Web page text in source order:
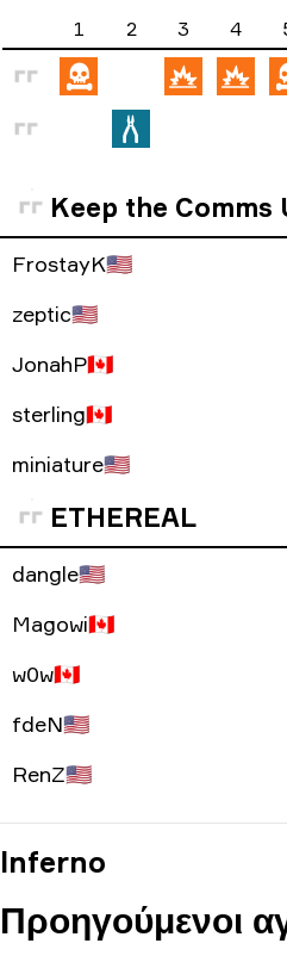
1 2 3 4
Keep the Comms
FrostayK🇺🇸
zeptic🇺🇸
JonahP🇨🇦
sterling🇨🇦
miniature🇺🇸
ETHEREAL
dangle🇺🇸
Magowi🇨🇦
w0w🇨🇦
fdeN🇺🇸
RenZ🇺🇸
Inferno
Προηγούμενοι